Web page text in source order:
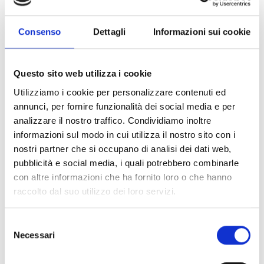
Consenso Dettagli Informazioni sui cookie
Questo sito web utilizza i cookie
Utilizziamo i cookie per personalizzare contenuti ed
annunci, per fornire funzionalità dei social media e per
analizzare il nostro traffico. Condividiamo inoltre
informazioni sul modo in cui utilizza il nostro sito con i
nostri partner che si occupano di analisi dei dati web,
pubblicità e social media, i quali potrebbero combinarle
con altre informazioni che ha fornito loro o che hanno
raccolto dal suo utilizzo dei loro servizi.
delNecessari
Premio su risultato aziendale.
Contratto commercio con 14 mensilità;
Livello contrattuale in funzione dell’esperienza maturata. I
livello o quadro.
Smart working:
Solo occasionale
ai sensi delle leggi 903/77 e 125/91.